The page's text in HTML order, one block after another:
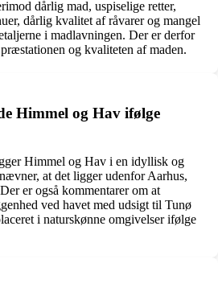
dårlig mad, uspiselige retter,
dårlig kvalitet af råvarer og mangel
i madlavningen. Der er derfor
og kvaliteten af maden.
Himmel og Hav ifølge
Himmel og Hav i en idyllisk og
at det ligger udenfor Aarhus,
er også kommentarer om at
ved havet med udsigt til Tunø
i naturskønne omgivelser ifølge